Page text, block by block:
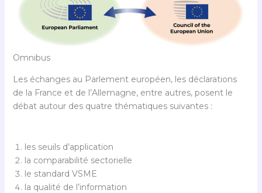
Omnibus
Les échanges au Parlement européen, les déclarations
de la France et de l’Allemagne, entre autres, posent le
débat autour des quatre thématiques suivantes :
les seuils d’application
la comparabilité sectorielle
le standard VSME
la qualité de l’information